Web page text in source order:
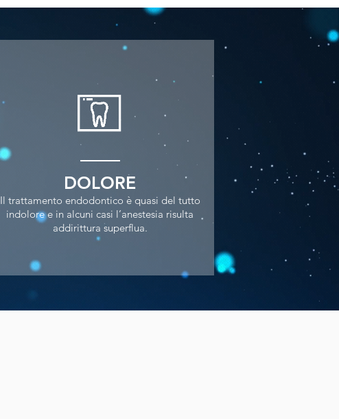
DOLORE
Il trattamento endodontico è quasi del tutto
indolore e in alcuni casi l’anestesia risulta
addirittura superflua.